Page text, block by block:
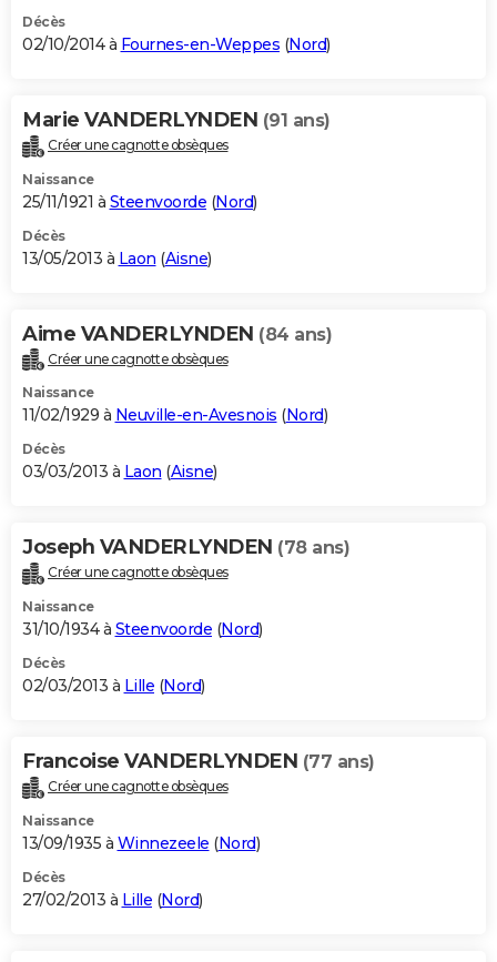
Décès
02/10/2014 à Fournes-en-Weppes (Nord)
Marie VANDERLYNDEN (91 ans)
Créer une cagnotte obsèques
Naissance
25/11/1921 à Steenvoorde (Nord)
Décès
13/05/2013 à Laon (Aisne)
Aime VANDERLYNDEN (84 ans)
Créer une cagnotte obsèques
Naissance
11/02/1929 à Neuville-en-Avesnois (Nord)
Décès
03/03/2013 à Laon (Aisne)
Joseph VANDERLYNDEN (78 ans)
Créer une cagnotte obsèques
Naissance
31/10/1934 à Steenvoorde (Nord)
Décès
02/03/2013 à Lille (Nord)
Francoise VANDERLYNDEN (77 ans)
Créer une cagnotte obsèques
Naissance
13/09/1935 à Winnezeele (Nord)
Décès
27/02/2013 à Lille (Nord)